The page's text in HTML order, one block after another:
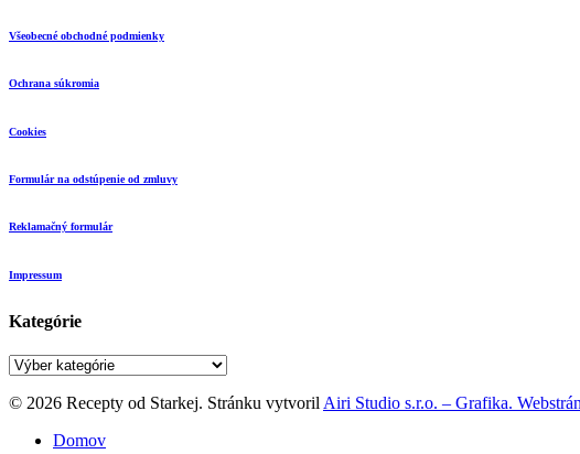
Všeobecné obchodné podmienky
Ochrana súkromia
Cookies
Formulár na odstúpenie od zmluvy
Reklamačný formulár
Impressum
Kategórie
Kategórie
© 2026 Recepty od Starkej. Stránku vytvoril Airi Studio s.r.o. – Grafika.
Close
Domov